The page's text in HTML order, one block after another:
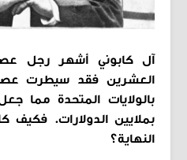
آل كابوني أشهر رجل
العشرين فقد سيطرت
بالولايات المتحدة مما
بملايين الدولارات. فكيف
النهاية؟